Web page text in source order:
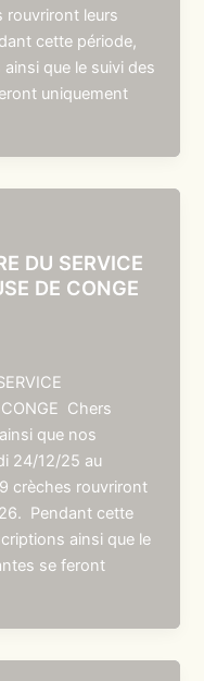
rouvriront leurs
cette période,
que le suivi des
uniquement
DU SERVICE
DE CONGE
CONGE Chers
que nos
24/12/25 au
crèches rouvriront
Pendant cette
ainsi que le
se feront